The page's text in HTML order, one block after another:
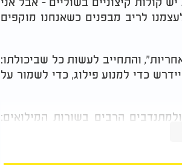
לריב מבפנים כשאנחנו מוקפים
והתחייב לעשות כל שביכולתו:
כדי למנוע פילוג, כדי לשמור על
הרבים בשורות המילואים:
במספרים חסרי תקדים. אני גאה